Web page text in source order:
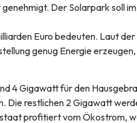
Der Solarpark soll
Euro bedeuten. Laut
genug Energie erzeugen,
4 Gigawatt für den
Die restlichen 2 Gigawatt
profitiert vom Ökostrom,